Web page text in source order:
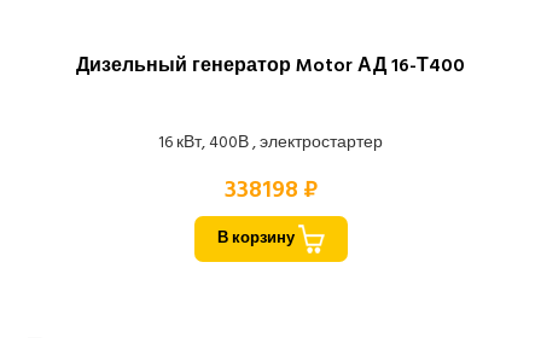
Дизельный генератор Motor АД 16-Т400
16 кВт, 400В , электростартер
338198 ₽
В корзину